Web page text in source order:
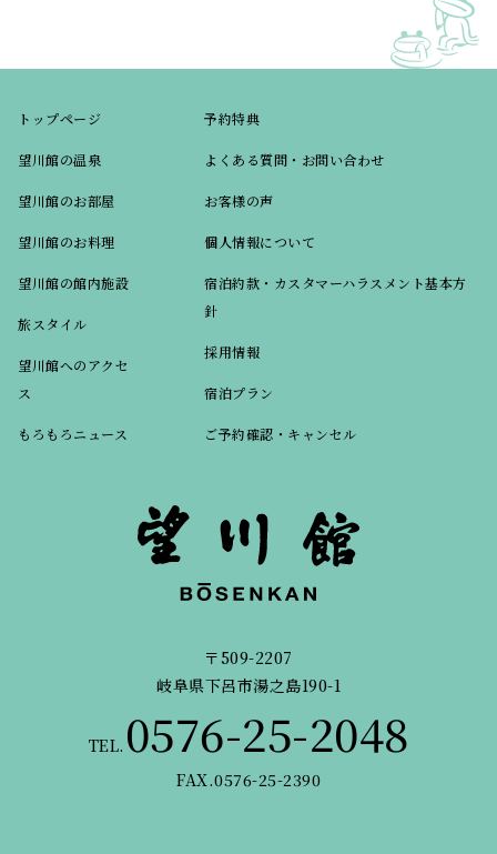
トップページ
望川館の温泉
望川館のお部屋
望川館のお料理
望川館の館内施設
旅スタイル
望川館へのアクセ
ス
もろもろニュース
予約特典
よくある質問・お問い合わせ
お客様の声
個人情報について
宿泊約款・カスタマーハラスメント基本方
針
採用情報
宿泊プラン
ご予約確認・キャンセル
〒509-2207
岐阜県下呂市湯之島190-1
TEL. 0576-25-2048
FAX.0576-25-2390